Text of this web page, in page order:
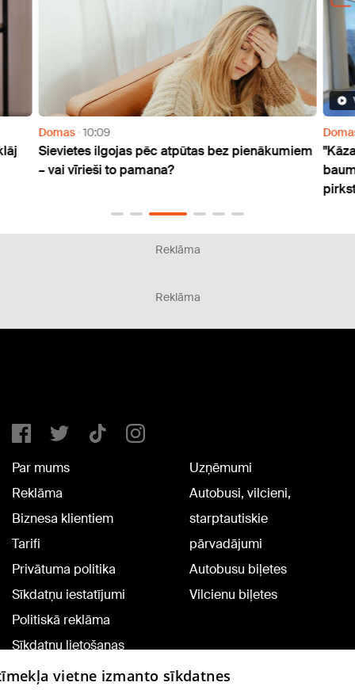
Domas 10:09
Sievietes ilgojas pēc atpūtas bez pienākumiem
– vai vīrieši to pamana?
Reklāma
Reklāma
Par mums
Reklāma
Biznesa klientiem
Tarifi
Privātuma politika
Sīkdatņu iestatījumi
Politiskā reklāma
Sīkdatņu lietošanas
noteikumi
Uzņēmumi
Autobusi, vilcieni,
starptautiskie
pārvadājumi
Autobusu biļetes
Vilcienu biļetes
vietne izmanto sīkdatnes